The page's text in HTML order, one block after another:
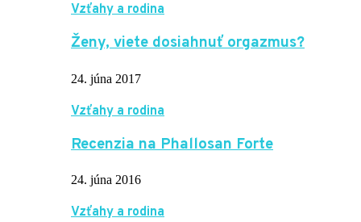
Vzťahy a rodina
Ženy, viete dosiahnuť orgazmus?
24. júna 2017
Vzťahy a rodina
Recenzia na Phallosan Forte
24. júna 2016
Vzťahy a rodina